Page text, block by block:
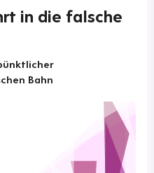
in die falsche
Bahn